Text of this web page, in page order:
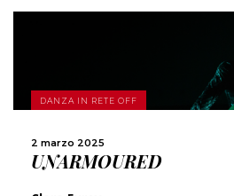
DANZA IN RETE OFF
2 marzo 2025
UNARMOURED
SCOPRI DI PIÙ